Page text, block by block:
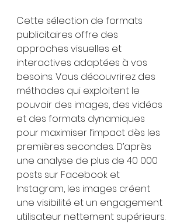
Cette sélection de formats
publicitaires offre des
approches visuelles et
interactives adaptées à vos
besoins. Vous découvrirez des
méthodes qui exploitent le
pouvoir des images, des vidéos
et des formats dynamiques
pour maximiser l’impact dès les
premières secondes. D’après
une analyse de plus de 40 000
posts sur Facebook et
Instagram, les images créent
une visibilité et un engagement
utilisateur nettement supérieurs.